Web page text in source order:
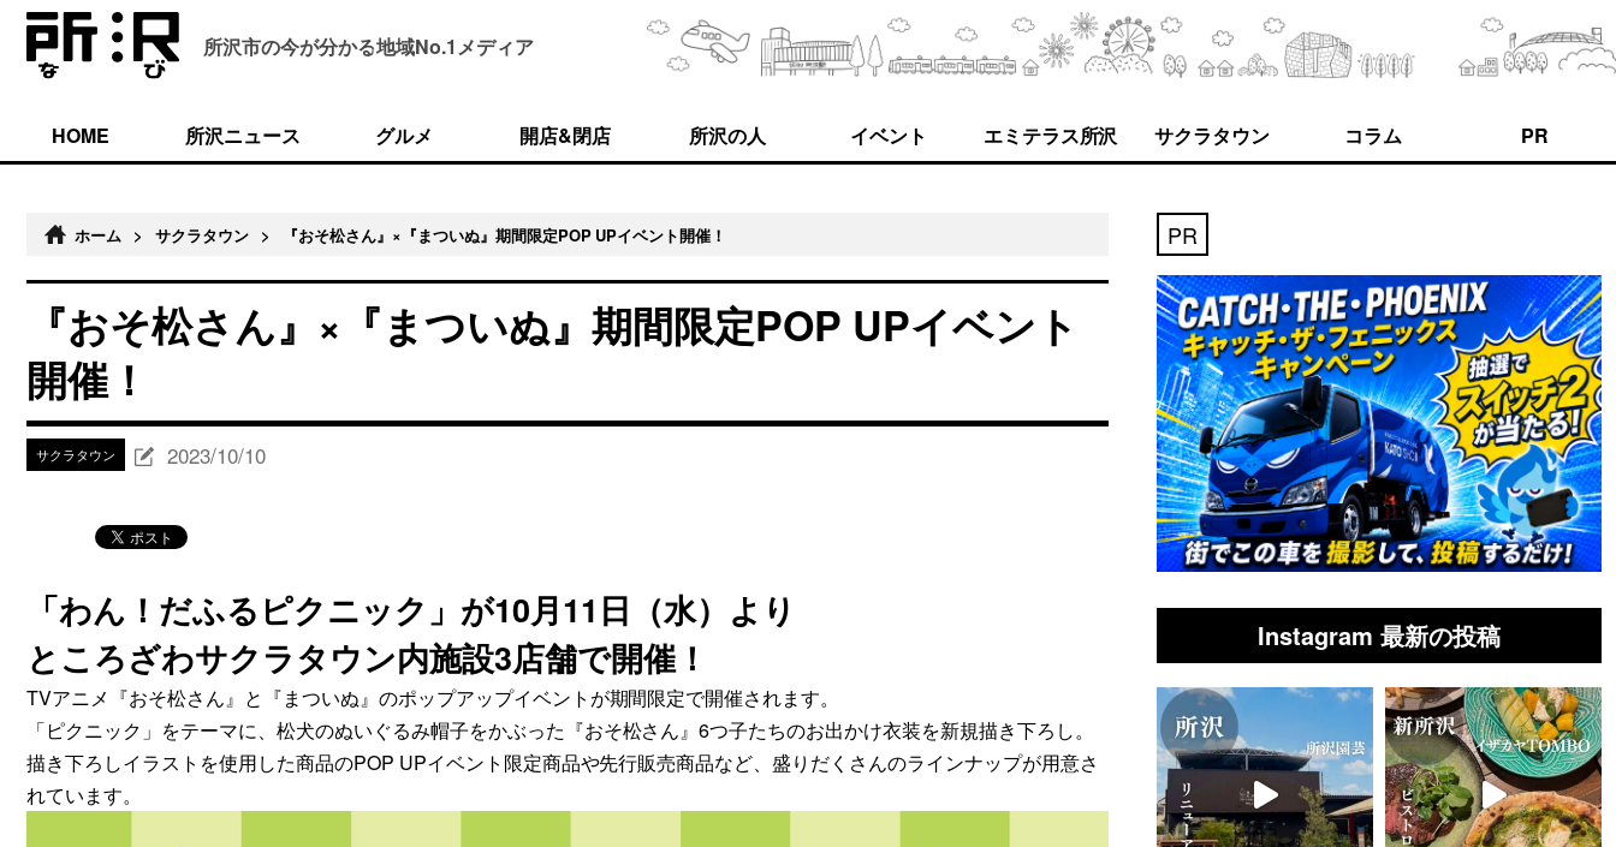
所沢市の今が分かる地域No.1メディア
HOME 所沢ニュース グルメ 開店&閉店 所沢の人 イベント エミテラス所沢 サクラタウン コラム PR
ホーム > サクラタウン > 『おそ松さん』×『まついぬ』期間限定POP UPイベント開催！
『おそ松さん』×『まついぬ』期間限定POP UPイベント
開催！
サクラタウン 2023/10/10
「わん！だふるピクニック」が10月11日（水）より
ところざわサクラタウン内施設3店舗で開催！
TVアニメ『おそ松さん』と『まついぬ』のポップアップイベントが期間限定で開催されます。
「ピクニック」をテーマに、松犬のぬいぐるみ帽子をかぶった『おそ松さん』6つ子たちのお出かけ衣装を新規描き下ろし。
描き下ろしイラストを使用した商品のPOP UPイベント限定商品や先行販売商品など、盛りだくさんのラインナップが用意さ
れています。
PR
Instagram 最新の投稿